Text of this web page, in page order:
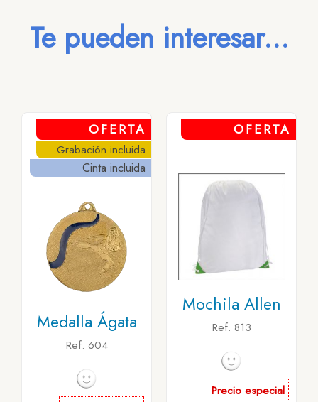
Te pueden interesar...
OFERTA
Grabación incluida
Cinta incluida
Medalla Ágata
Ref. 604
OFERTA
Mochila Allen
Ref. 813
Precio especial